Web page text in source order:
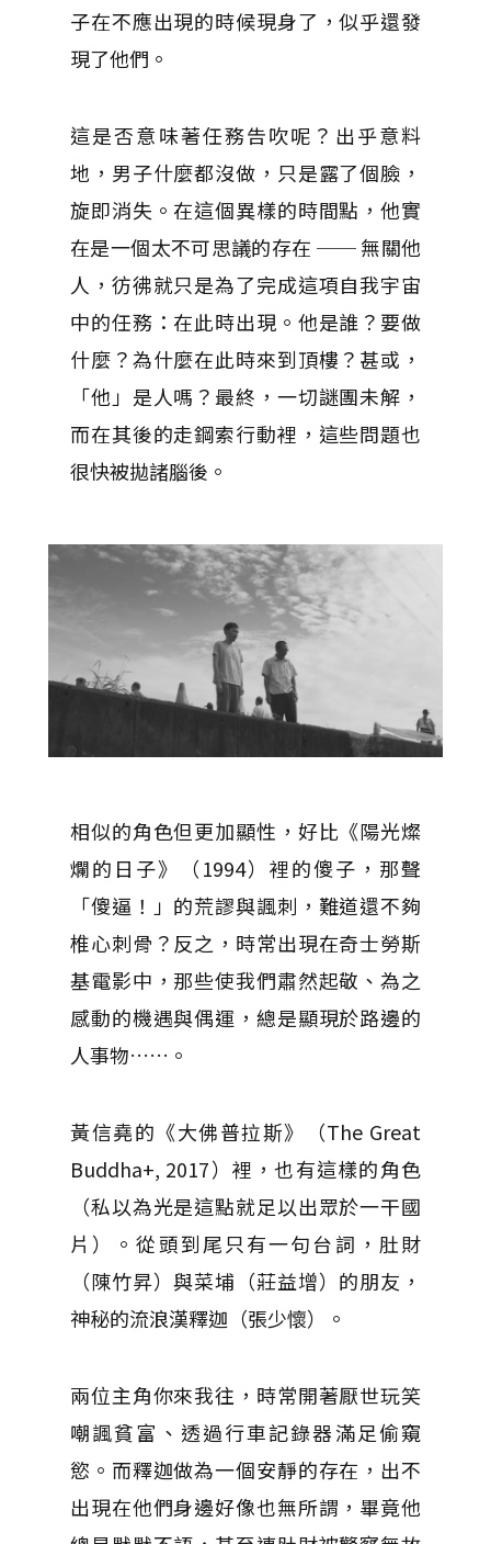
子在不應出現的時候現身了，似乎還發
現了他們。
這是否意味著任務告吹呢？出乎意料
地，男子什麼都沒做，只是露了個臉，
旋即消失。在這個異樣的時間點，他實
在是一個太不可思議的存在 ── 無關他
人，彷彿就只是為了完成這項自我宇宙
中的任務：在此時出現。他是誰？要做
什麼？為什麼在此時來到頂樓？甚或，
「他」是人嗎？最終，一切謎團未解，
而在其後的走鋼索行動裡，這些問題也
很快被拋諸腦後。
相似的角色但更加顯性，好比《陽光燦
爛的日子》（1994）裡的傻子，那聲
「傻逼！」的荒謬與諷刺，難道還不夠
椎心刺骨？反之，時常出現在奇士勞斯
基電影中，那些使我們肅然起敬、為之
感動的機遇與偶運，總是顯現於路邊的
人事物……。
黃信堯的《大佛普拉斯》（The Great
Buddha+, 2017）裡，也有這樣的角色
（私以為光是這點就足以出眾於一干國
片）。從頭到尾只有一句台詞，肚財
（陳竹昇）與菜埔（莊益增）的朋友，
神秘的流浪漢釋迦（張少懷）。
兩位主角你來我往，時常開著厭世玩笑
嘲諷貧富、透過行車記錄器滿足偷窺
慾。而釋迦做為一個安靜的存在，出不
出現在他們身邊好像也無所謂，畢竟他